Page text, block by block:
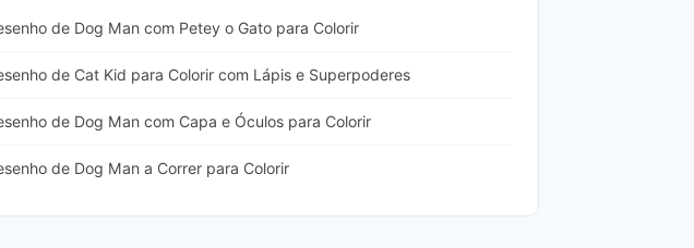
de Dog Man com Petey o Gato para Colorir
de Cat Kid para Colorir com Lápis e Superpoderes
de Dog Man com Capa e Óculos para Colorir
de Dog Man a Correr para Colorir